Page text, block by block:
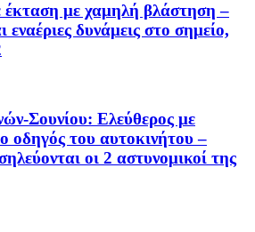
με χαμηλή βλάστηση –
εναέριες δυνάμεις στο σημείο,
Σουνίου: Ελεύθερος με
οδηγός του αυτοκινήτου –
οι 2 αστυνομικοί της